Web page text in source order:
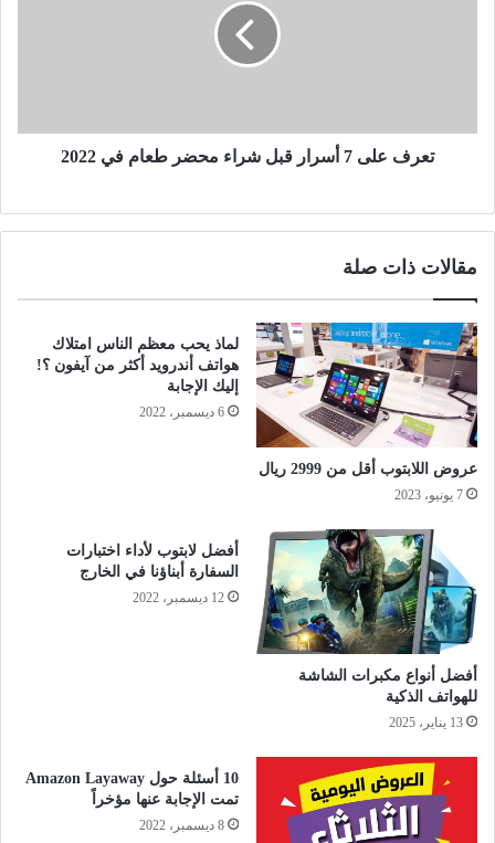
تعرف على 7 أسرار قبل شراء محضر طعام في 2022
مقالات ذات صلة
عروض اللابتوب أقل من 2999 ريال
7 يونيو، 2023
لماذ يحب معظم الناس امتلاك
هواتف أندرويد أكثر من آيفون ؟!
إليك الإجابة
6 ديسمبر، 2022
أفضل أنواع مكبرات الشاشة
للهواتف الذكية
13 يناير، 2025
أفضل لابتوب لأداء اختبارات
السفارة أبناؤنا في الخارج
12 ديسمبر، 2022
10 أسئلة حول Amazon Layaway
تمت الإجابة عنها مؤخراً
8 ديسمبر، 2022